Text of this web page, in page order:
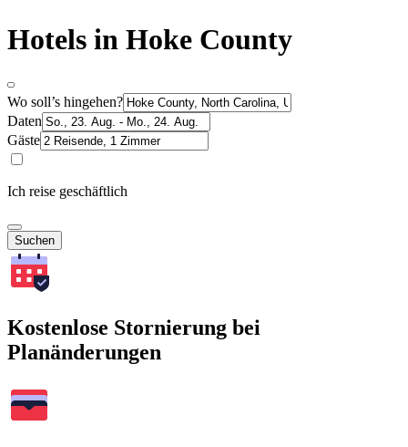
Hotels in Hoke County
Wo soll’s hingehen?
Daten
Gäste
Ich reise geschäftlich
Suchen
Kostenlose Stornierung bei
Planänderungen